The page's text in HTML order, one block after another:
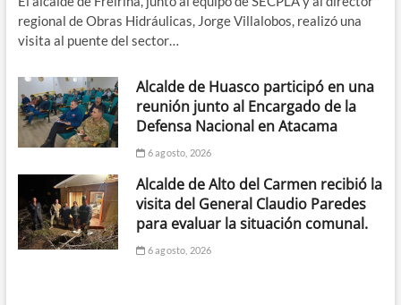
regional de Obras Hidráulicas, Jorge Villalobos, realizó una
visita al puente del sector…
Alcalde de Huasco participó en una
reunión junto al Encargado de la
Defensa Nacional en Atacama
6 agosto, 2026
Alcalde de Alto del Carmen recibió la
visita del General Claudio Paredes
para evaluar la situación comunal.
6 agosto, 2026